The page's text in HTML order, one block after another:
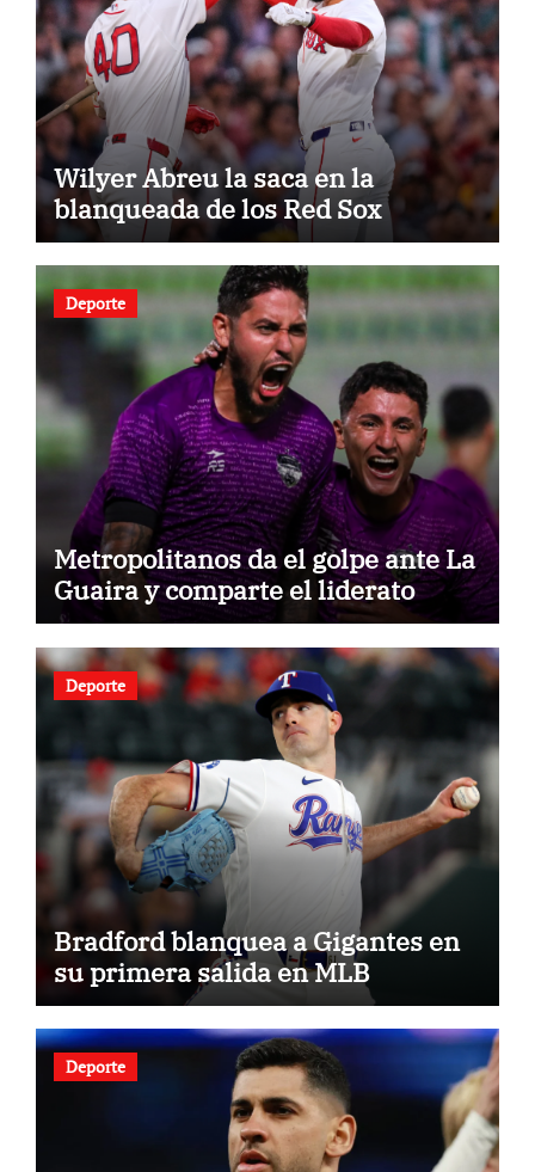
Wilyer Abreu la saca en la
blanqueada de los Red Sox
Deporte
Metropolitanos da el golpe ante La
Guaira y comparte el liderato
Deporte
Bradford blanquea a Gigantes en
su primera salida en MLB
Deporte